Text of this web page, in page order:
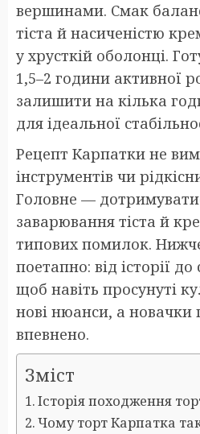
вершинами. Смак
тіста й насиченістю
у хрусткій оболонці.
1,5–2 години активної
залишити на кілька
для ідеальної
Рецепт Карпатки не
інструментів чи
Головне —
заварювання тіста й
типових помилок.
поетапно: від історії
щоб навіть просунуті
нові нюанси, а новачки
впевнено.
Зміст
Історія походження
Чому торт Карпатка